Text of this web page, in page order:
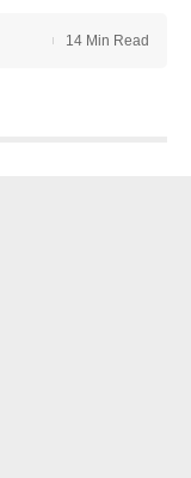
14 Min Read